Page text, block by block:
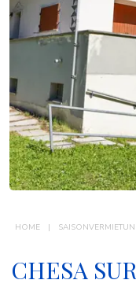
SIND SIE
UNSERE GRUPPE
KONTAKT
HOME
CHESA